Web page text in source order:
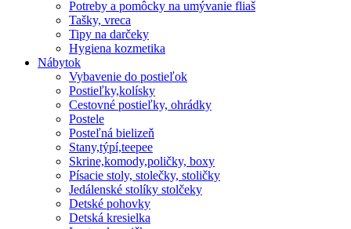
Potreby a pomôcky na umývanie fliaš
Tašky, vreca
Tipy na darčeky
Hygiena kozmetika
Nábytok
Vybavenie do postieľok
Postieľky,kolísky
Cestovné postieľky, ohrádky
Postele
Posteľná bielizeň
Stany,týpí,teepee
Skrine,komody,poličky, boxy
Písacie stoly, stolečky, stoličky
Jedálenské stolíky stolčeky
Detské pohovky
Detská kresielka